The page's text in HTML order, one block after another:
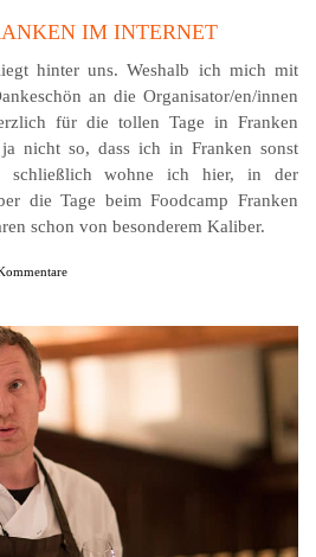
IM INTERNET
hinter uns. Weshalb ich mich mit
an die Organisator/en/innen
für die tollen Tage in Franken
nicht so, dass ich in Franken sonst
schließlich wohne ich hier, in der
die Tage beim Foodcamp Franken
schon von besonderem Kaliber.